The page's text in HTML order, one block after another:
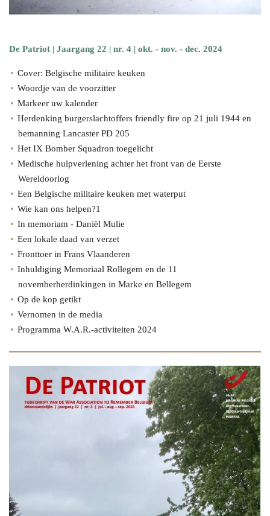
De Patriot | Jaargang 22 | nr. 4 | okt. - nov. - dec. 2024
Cover: Belgische militaire keuken
Woordje van de voorzitter
Markeer uw kalender
Herdenking burgerslachtoffers friendly fire op 21 juli 1944 en
bemanning Lancaster PD 205
Het IX Bomber Squadron toegelicht
Medische hulpverlening achter het front van de Eerste
Wereldoorlog
Een Belgische militaire keuken met waterput
Wie kan ons helpen?1
In memoriam - Daniël Mulie
Een lokale daad van verzet
Fronttoer in Frans Vlaanderen
Inhuldiging Memoriaal Rollegem en de 11
novemberherdinkingen in Marke en Bellegem
Op de kop getikt
Vernomen in de media
Programma W.A.R.-activiteiten 2024